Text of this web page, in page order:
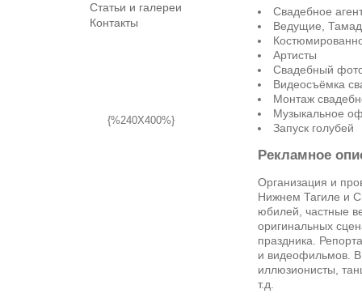
Статьи и галереи
Контакты
{%240X400%}
Свадебное
Ведущие,
Артисты
Свадебный
Видеосъёмка
Монтаж
Музыкальное
Запуск голубей
Рекламное
Организация и
Нижнем Тагиле и
юбилей, частные
оригинальных
праздника.
и видеофильмов.
иллюзионисты,
т.д.